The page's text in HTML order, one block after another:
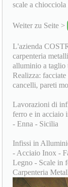
scale a
Weiter zu Seite >
L'azienda
carpenteria
alluminio a taglio
Realizza:
cancelli, pareti
Lavorazioni di
ferro e in acciaio
- Enna - Sicilia
Infissi in
- Acciaio Inox -
Legno - Scale in
Carpenteria